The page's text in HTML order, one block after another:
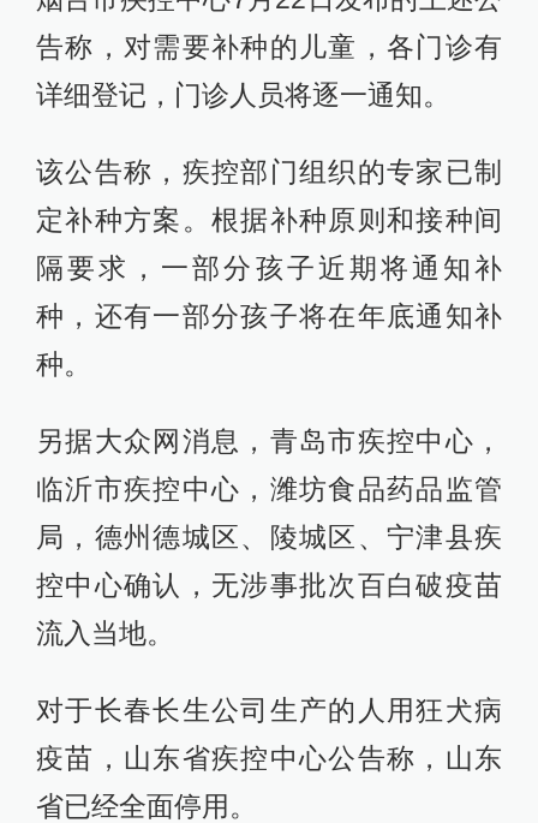
告称，对需要补种的儿童，各门诊有
详细登记，门诊人员将逐一通知。
该公告称，疾控部门组织的专家已制
定补种方案。根据补种原则和接种间
隔要求，一部分孩子近期将通知补
种，还有一部分孩子将在年底通知补
种。
另据大众网消息，青岛市疾控中心，
临沂市疾控中心，潍坊食品药品监管
局，德州德城区、陵城区、宁津县疾
控中心确认，无涉事批次百白破疫苗
流入当地。
对于长春长生公司生产的人用狂犬病
疫苗，山东省疾控中心公告称，山东
省已经全面停用。